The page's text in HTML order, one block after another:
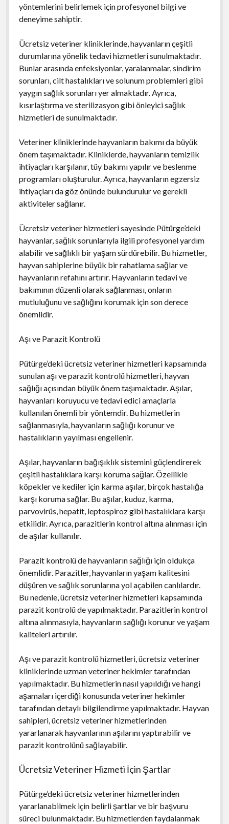
yöntemlerini belirlemek için profesyonel bilgi ve
deneyime sahiptir.
Ücretsiz veteriner kliniklerinde, hayvanların çeşitli
durumlarına yönelik tedavi hizmetleri sunulmaktadır.
Bunlar arasında enfeksiyonlar, yaralanmalar, sindirim
sorunları, cilt hastalıkları ve solunum problemleri gibi
yaygın sağlık sorunları yer almaktadır. Ayrıca,
kısırlaştırma ve sterilizasyon gibi önleyici sağlık
hizmetleri de sunulmaktadır.
Veteriner kliniklerinde hayvanların bakımı da büyük
önem taşımaktadır. Kliniklerde, hayvanların temizlik
ihtiyaçları karşılanır, tüy bakımı yapılır ve beslenme
programları oluşturulur. Ayrıca, hayvanların egzersiz
ihtiyaçları da göz önünde bulundurulur ve gerekli
aktiviteler sağlanır.
Ücretsiz veteriner hizmetleri sayesinde Pütürge’deki
hayvanlar, sağlık sorunlarıyla ilgili profesyonel yardım
alabilir ve sağlıklı bir yaşam sürdürebilir. Bu hizmetler,
hayvan sahiplerine büyük bir rahatlama sağlar ve
hayvanların refahını artırır. Hayvanların tedavi ve
bakımının düzenli olarak sağlanması, onların
mutluluğunu ve sağlığını korumak için son derece
önemlidir.
Aşı ve Parazit Kontrolü
Pütürge’deki ücretsiz veteriner hizmetleri kapsamında
sunulan aşı ve parazit kontrolü hizmetleri, hayvan
sağlığı açısından büyük önem taşımaktadır. Aşılar,
hayvanları koruyucu ve tedavi edici amaçlarla
kullanılan önemli bir yöntemdir. Bu hizmetlerin
sağlanmasıyla, hayvanların sağlığı korunur ve
hastalıkların yayılması engellenir.
Aşılar, hayvanların bağışıklık sistemini güçlendirerek
çeşitli hastalıklara karşı koruma sağlar. Özellikle
köpekler ve kediler için karma aşılar, birçok hastalığa
karşı koruma sağlar. Bu aşılar, kuduz, karma,
parvovirüs, hepatit, leptospiroz gibi hastalıklara karşı
etkilidir. Ayrıca, parazitlerin kontrol altına alınması için
de aşılar kullanılır.
Parazit kontrolü de hayvanların sağlığı için oldukça
önemlidir. Parazitler, hayvanların yaşam kalitesini
düşüren ve sağlık sorunlarına yol açabilen canlılardır.
Bu nedenle, ücretsiz veteriner hizmetleri kapsamında
parazit kontrolü de yapılmaktadır. Parazitlerin kontrol
altına alınmasıyla, hayvanların sağlığı korunur ve yaşam
kaliteleri artırılır.
Aşı ve parazit kontrolü hizmetleri, ücretsiz veteriner
kliniklerinde uzman veteriner hekimler tarafından
yapılmaktadır. Bu hizmetlerin nasıl yapıldığı ve hangi
aşamaları içerdiği konusunda veteriner hekimler
tarafından detaylı bilgilendirme yapılmaktadır. Hayvan
sahipleri, ücretsiz veteriner hizmetlerinden
yararlanarak hayvanlarının aşılarını yaptırabilir ve
parazit kontrolünü sağlayabilir.
Ücretsiz Veteriner Hizmeti İçin Şartlar
Pütürge’deki ücretsiz veteriner hizmetlerinden
yararlanabilmek için belirli şartlar ve bir başvuru
süreci bulunmaktadır. Bu hizmetlerden faydalanmak